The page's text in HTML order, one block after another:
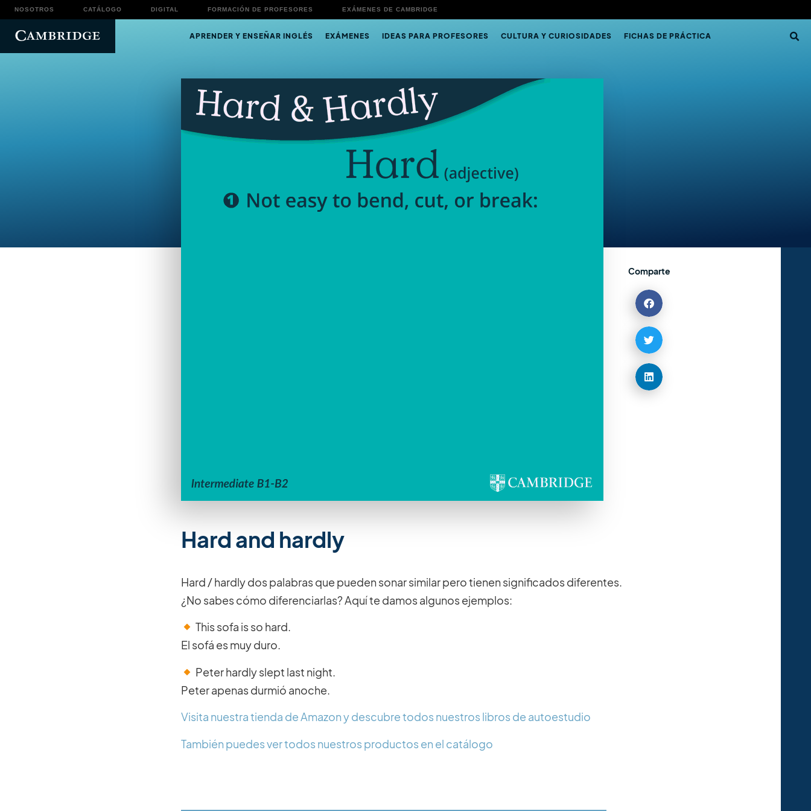
NOSOTROS CATÁLOGO DIGITAL FORMACIÓN DE PROFESORES EXÁMENES DE CAMBRIDGE
APRENDER Y ENSEÑAR INGLÉS EXÁMENES IDEAS PARA PROFESORES CULTURA Y CURIOSIDADES FICHAS DE PRÁCTICA
Hard and hardly
Hard / hardly dos palabras que pueden sonar similar pero tienen significados diferentes.
¿No sabes cómo diferenciarlas? Aquí te damos algunos ejemplos:
This sofa is so hard.
El sofá es muy duro.
Peter hardly slept last night.
Peter apenas durmió anoche.
Visita nuestra tienda de Amazon y descubre todos nuestros libros de autoestudio
También puedes ver todos nuestros productos en el catálogo
Comparte